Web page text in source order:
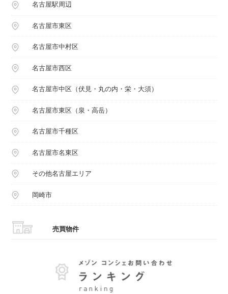
名古屋駅周辺
名古屋市東区
名古屋市中村区
名古屋市西区
名古屋市中区（伏見・丸の内・栄・大須）
名古屋市東区（泉・高岳）
名古屋市千種区
名古屋市名東区
その他名古屋エリア
岡崎市
売買物件